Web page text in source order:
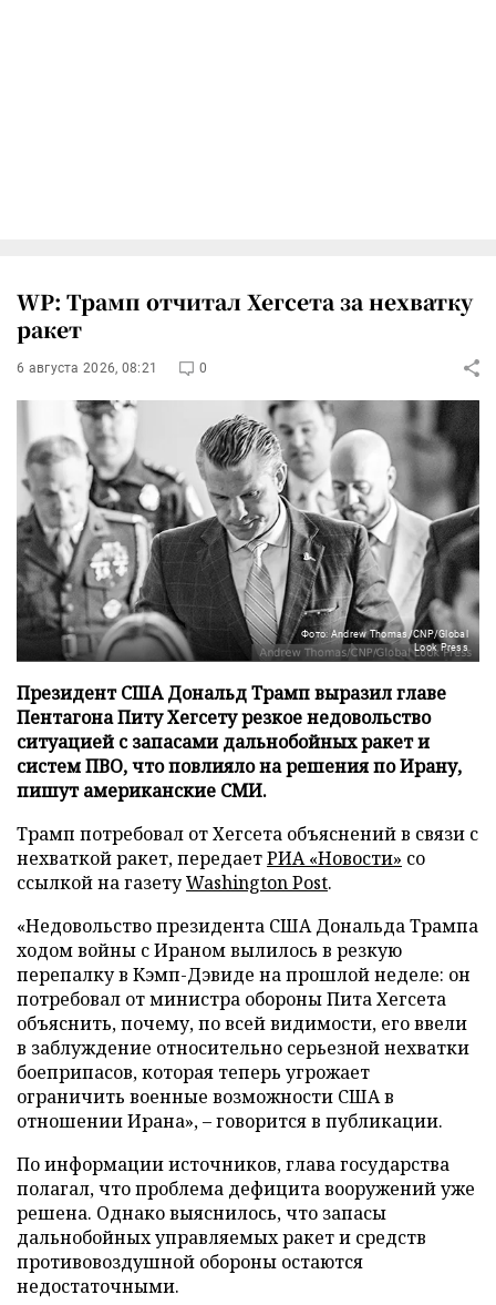
WP: Трамп отчитал Хегсета за нехватку
ракет
6 августа 2026, 08:21 0
Фото: Andrew Thomas/CNP/Global
Look Press
Президент США Дональд Трамп выразил главе
Пентагона Питу Хегсету резкое недовольство
ситуацией с запасами дальнобойных ракет и
систем ПВО, что повлияло на решения по Ирану,
пишут американские СМИ.
Трамп потребовал от Хегсета объяснений в связи с
нехваткой ракет, передаетРИА «Новости» со
ссылкой на газетуWashington Post.
«Недовольство президента США Дональда Трампа
ходом войны с Ираном вылилось в резкую
перепалку в Кэмп-Дэвиде на прошлой неделе: он
потребовал от министра обороны Пита Хегсета
объяснить, почему, по всей видимости, его ввели
в заблуждение относительно серьезной нехватки
боеприпасов, которая теперь угрожает
ограничить военные возможности США в
отношении Ирана», – говорится в публикации.
По информации источников, глава государства
полагал, что проблема дефицита вооружений уже
решена. Однако выяснилось, что запасы
дальнобойных управляемых ракет и средств
противовоздушной обороны остаются
недостаточными.